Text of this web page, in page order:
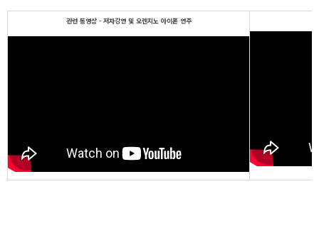
관련 동영상 - 저자강연 및 오렌지노 아이폰 연주